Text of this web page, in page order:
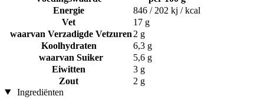
Energie
846 / 202 kj / kcal
Vet
17 g
waarvan Verzadigde Vetzuren 2 g
Koolhydraten
6,3 g
waarvan Suiker
5,6 g
Eiwitten
3 g
Zout
2 g
Ingrediënten